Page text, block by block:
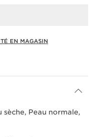
EN MAGASIN
sèche, Peau normale,